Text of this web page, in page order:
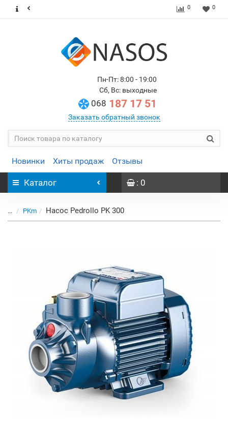
0 0
Пн-Пт: 8:00 - 19:00
Сб, Вс: выходные
068 187 17 51
Заказать обратный звонок
Новинки Хиты продаж Отзывы
Каталог : 0
... PKm Насос Pedrollo PK 300